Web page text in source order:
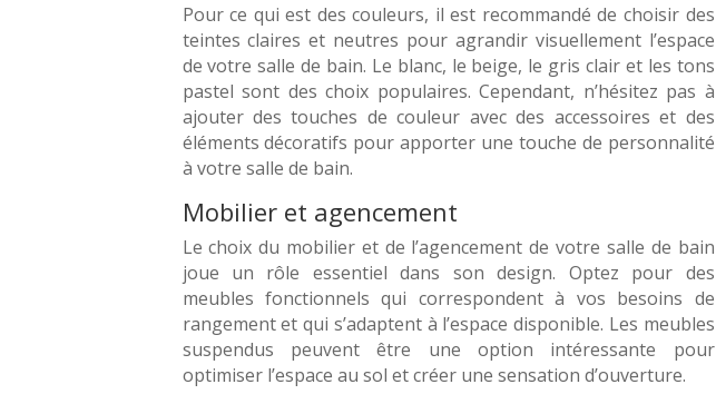
Pour ce qui est des couleurs, il est recommandé de choisir des
teintes claires et neutres pour agrandir visuellement l’espace
de votre salle de bain. Le blanc, le beige, le gris clair et les tons
pastel sont des choix populaires. Cependant, n’hésitez pas à
ajouter des touches de couleur avec des accessoires et des
éléments décoratifs pour apporter une touche de personnalité
à votre salle de bain.
Mobilier et agencement
Le choix du mobilier et de l’agencement de votre salle de bain
joue un rôle essentiel dans son design. Optez pour des
meubles fonctionnels qui correspondent à vos besoins de
rangement et qui s’adaptent à l’espace disponible. Les meubles
suspendus peuvent être une option intéressante pour
optimiser l’espace au sol et créer une sensation d’ouverture.